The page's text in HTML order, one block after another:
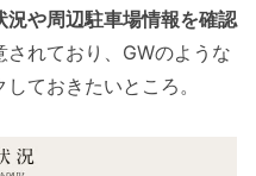
況や周辺駐車場情報を確認
されており、GWのような
ておきたいところ。